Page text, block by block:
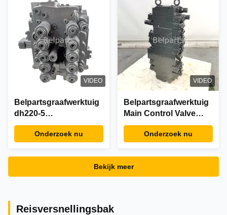
VIDEO
Belpartsgraafwerktuig
dh220-5
Hoofdcontroleklep
voor Doosan
Onderzoek nu
VIDEO
Belpartsgraafwerktuig
Main Control Valve
PC35 PC56 723-19-
11405Onderzoek nu
Bekijk meer
Reisversnellingsbak